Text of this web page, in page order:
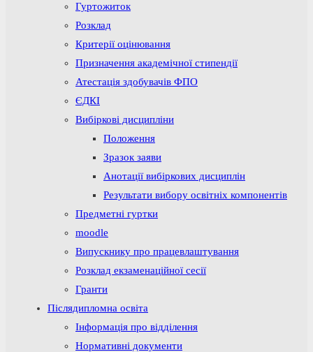
Гуртожиток
Розклад
Критерії оцінювання
Призначення академічної стипендії
Атестація здобувачів ФПО
ЄДКІ
Вибіркові дисципліни
Положення
Зразок заяви
Анотації вибіркових дисциплін
Результати вибору освітніх компонентів
Предметні гуртки
moodle
Випускнику про працевлаштування
Розклад екзаменаційної сесії
Гранти
Післядипломна освіта
Інформація про відділення
Нормативні документи